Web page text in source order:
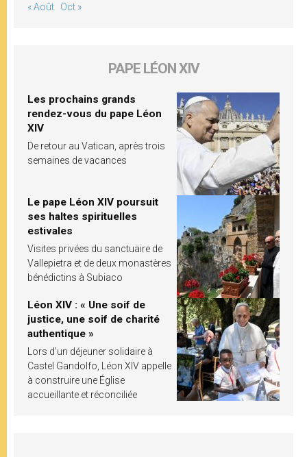
« Août Oct »
PAPE LÉON XIV
Les prochains grands
rendez-vous du pape Léon
XIV
De retour au Vatican, après trois
semaines de vacances
Le pape Léon XIV poursuit
ses haltes spirituelles
estivales
Visites privées du sanctuaire de
Vallepietra et de deux monastères
bénédictins à Subiaco
Léon XIV : « Une soif de
justice, une soif de charité
authentique »
Lors d’un déjeuner solidaire à
Castel Gandolfo, Léon XIV appelle
à construire une Église
accueillante et réconciliée